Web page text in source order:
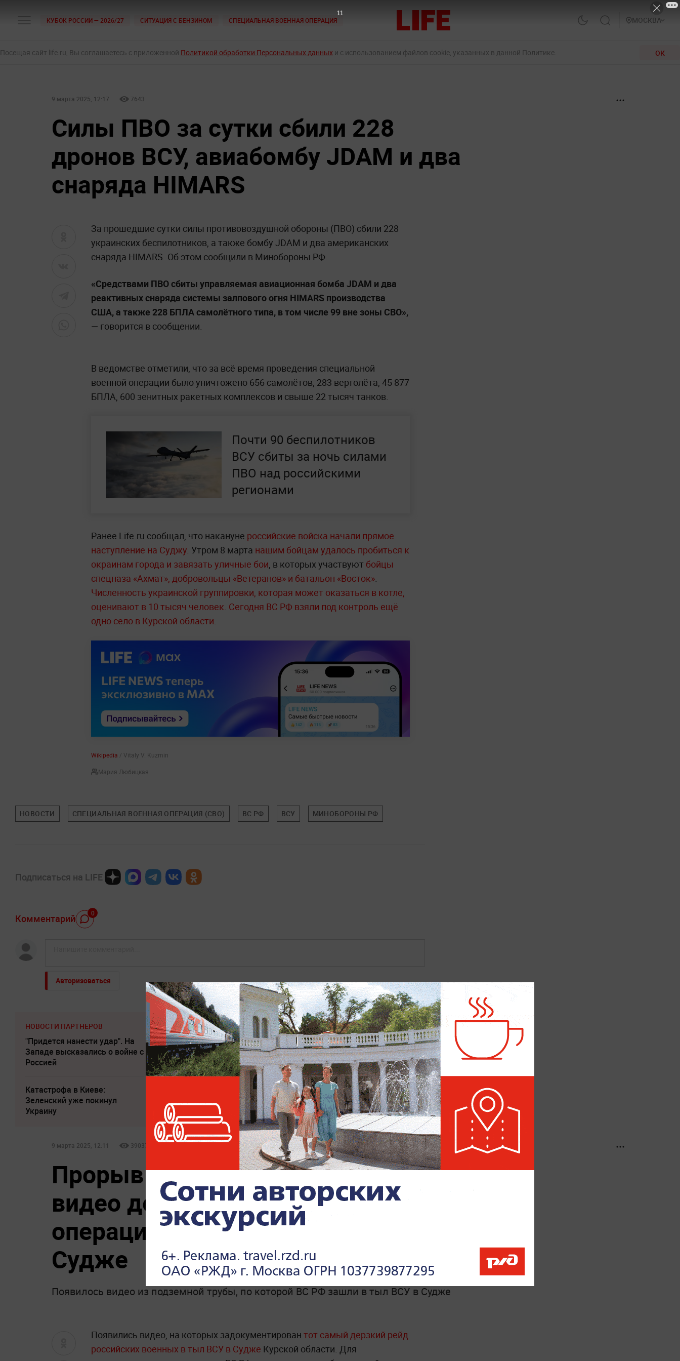
КУБОК РОССИИ — 2026/27 СИТУАЦИЯ С БЕНЗИНОМ СПЕЦИАЛЬНАЯ ВОЕННАЯ ОПЕРАЦИЯ МОСКВА
Посещая сайт life.ru, Вы соглашаетесь с приложенной Политикой обработки Персональных данных и с использованием файлов cookie, указанных в данной Политике. ОК
9 марта 2025, 12:17 7643
Силы ПВО за сутки сбили 228
дронов ВСУ, авиабомбу JDAM и два
снаряда HIMARS
За прошедшие сутки силы противовоздушной обороны (ПВО) сбили 228
украинских беспилотников, а также бомбу JDAM и два американских
снаряда HIMARS. Об этом сообщили в Минобороны РФ.
«Средствами ПВО сбиты управляемая авиационная бомба JDAM и два
реактивных снаряда системы залпового огня HIMARS производства
США, а также 228 БПЛА самолётного типа, в том числе 99 вне зоны СВО»,
— говорится в сообщении.
В ведомстве отметили, что за всё время проведения специальной
военной операции было уничтожено 656 самолётов, 283 вертолёта, 45 877
БПЛА, 600 зенитных ракетных комплексов и свыше 22 тысяч танков.
Почти 90 беспилотников
ВСУ сбиты за ночь силами
ПВО над российскими
регионами
Ранее Life.ru сообщал, что накануне российские войска начали прямое
наступление на Суджу. Утром 8 марта нашим бойцам удалось пробиться к
окраинам города и завязать уличные бои, в которых участвуют бойцы
спецназа «Ахмат», добровольцы «Ветеранов» и батальон «Восток».
Численность украинской группировки, которая может оказаться в котле,
оценивают в 10 тысяч человек. Сегодня ВС РФ взяли под контроль ещё
одно село в Курской области.
Wikipedia / Vitaly V. Kuzmin
Мария Любицкая
НОВОСТИ СПЕЦИАЛЬНАЯ ВОЕННАЯ ОПЕРАЦИЯ (СВО) ВС РФ ВСУ МИНОБОРОНЫ РФ
Подписаться на LIFE
Комментарий 0
Авторизоваться
НОВОСТИ ПАРТНЕРОВ
"Придется нанести удар". На
Западе высказались о войне с
Россией
Погиб Александр Ермаков
Киев обречён: особые войска
зашли в Чернигов
Катастрофа в Киеве:
Зеленский уже покинул
Украину
Пригожин: не следует
помогать взрослым детям
деньгами
Украина требует от Европы
вступить в войну против
России
9 марта 2025, 12:11 39037
Прорыв по трубе: Появилось
видео дерзкой «подземной
операции» штурмовиков ВС РФ в
Судже
Появилось видео из подземной трубы, по которой ВС РФ зашли в тыл ВСУ в Судже
Появились видео, на которых задокументирован тот самый дерзкий рейд
российских военных в тыл ВСУ в Судже Курской области. Для
10